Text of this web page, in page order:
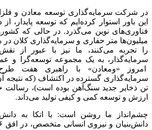
در شرکت سرمایه‌گذاری توسعه معادن و
این باور استوار کرده‌ایم که توسعه
فناوری‌های نوین می‌گذرد. در حالی که
میلیون‌ها متر حفاری و سرمایه‌گذاری کلان
را تجربه می‌کنند، ما نیز با عبور از
سرمایه‌گذار، به یک مجموعه توسعه‌گرا و
امروز «ومعادن» با راهبری هفت
تن ذخایر جدید سنگ‌آهن بوده است)، رسالت
ارزش و توسعه کمی و کیفی تولید می‌داند.
چشم‌انداز ما روشن است: با اتکا به